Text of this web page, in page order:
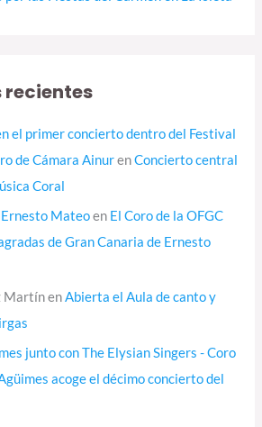
el primer concierto dentro del Festival
de Cámara AinurenConcierto central
Coral
Ernesto Mateoen El Coro de la OFGC
de Gran Canaria de Ernesto
MartínenAbierta el Aula de canto y
junto con The Elysian Singers - Coro
acoge el décimo concierto del